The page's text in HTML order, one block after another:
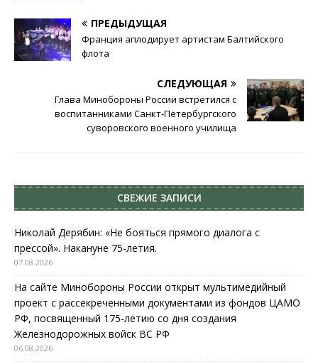
ПРЕДЫДУЩАЯ
Франция аплодирует артистам Балтийского
флота
СЛЕДУЮЩАЯ
Глава Минобороны России встретился с
воспитанниками Санкт-Петербургского
суворовского военного училища
СВЕЖИЕ ЗАПИСИ
Николай Дерябин: «Не бояться прямого диалога с
прессой». Накануне 75-летия.
07.08.2026
На сайте Минобороны России открыт мультимедийный
проект с рассекреченными документами из фондов ЦАМО
РФ, посвященный 175-летию со дня создания
Железнодорожных войск ВС РФ
06.08.2026